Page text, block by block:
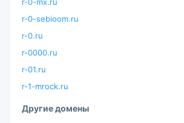
r-0-sebioom.ru
r-0.ru
r-0000.ru
r-01.ru
r-1-mrock.ru
Другие домены